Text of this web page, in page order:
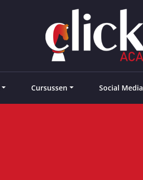
Cursussen Social Media